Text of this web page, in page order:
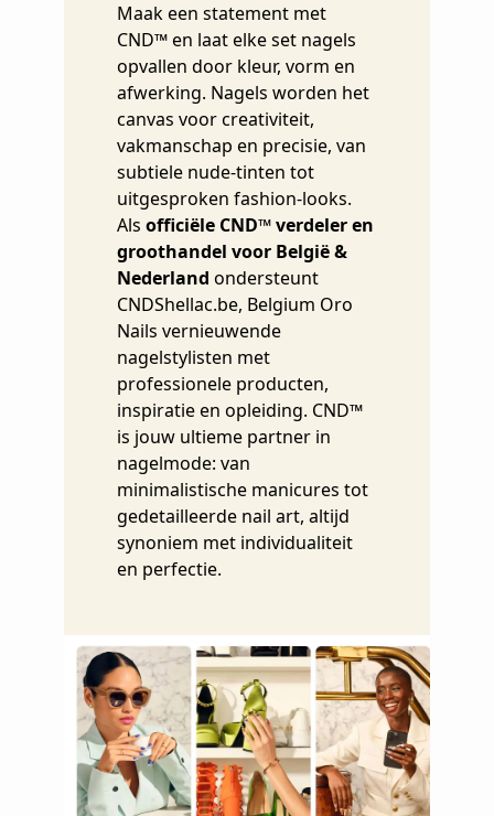
Maak een statement met
CND™ en laat elke set nagels
opvallen door kleur, vorm en
afwerking. Nagels worden het
canvas voor creativiteit,
vakmanschap en precisie, van
subtiele nude-tinten tot
uitgesproken fashion-looks.
Als officiële CND™ verdeler en
groothandel voor België &
Nederland ondersteunt
CNDShellac.be, Belgium Oro
Nails vernieuwende
nagelstylisten met
professionele producten,
inspiratie en opleiding. CND™
is jouw ultieme partner in
nagelmode: van
minimalistische manicures tot
gedetailleerde nail art, altijd
synoniem met individualiteit
en perfectie.